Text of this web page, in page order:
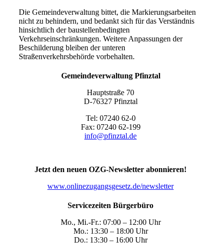
Die Gemeindeverwaltung bittet, die Markierungsarbeiten
nicht zu behindern, und bedankt sich für das Verständnis
hinsichtlich der baustellenbedingten
Verkehrseinschränkungen. Weitere Anpassungen der
Beschilderung bleiben der unteren
Straßenverkehrsbehörde vorbehalten.
Gemeindeverwaltung Pfinztal
Hauptstraße 70
D-76327 Pfinztal
Tel: 07240 62-0
Fax: 07240 62-199
info@pfinztal.de
Jetzt den neuen OZG-Newsletter abonnieren!
www.onlinezugangsgesetz.de/newsletter
Servicezeiten Bürgerbüro
Mo., Mi.-Fr.: 07:00 – 12:00 Uhr
Mo.: 13:30 – 18:00 Uhr
Do.: 13:30 – 16:00 Uhr